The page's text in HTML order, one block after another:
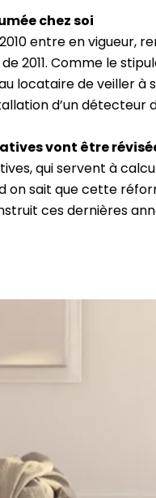
chez soi
entre en vigueur,
2011. Comme le
locataire de veiller
d’un
vont être
qui servent à
on sait que cette
ces dernières